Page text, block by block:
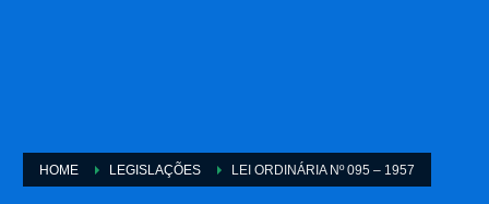
HOME LEGISLAÇÕES LEI ORDINÁRIA Nº 095 – 1957